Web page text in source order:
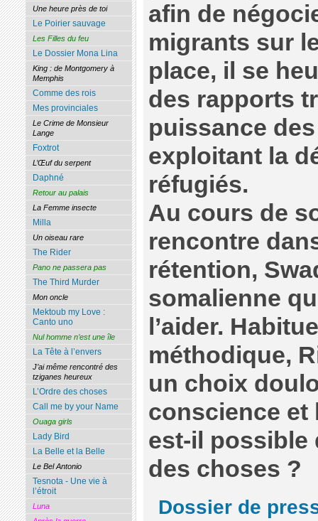
afin de
migrants sur
place, il se
des rapports
puissance
exploitant la
réfugiés.
Au cours de
rencontre
rétention,
somalienne
l’aider.
méthodique,
un choix
conscience et
est-il possible
des choses ?
Dossier de
Une heure près de toi
Le Poirier sauvage
Les Filles du feu
Le Dossier Mona Lina
King : de Montgomery à
Memphis
Comme des rois
Mes provinciales
Le Crime de Monsieur
Lange
Foxtrot
L’Œuf du serpent
Daphné
Retour au palais
La Femme insecte
Milla
Un oiseau rare
The Rider
Pano ne passera pas
The Third Murder
Mon oncle
Mektoub my Love :
Canto uno
Nul homme n’est une île
La Tête à l’envers
J’ai même rencontré des
tziganes heureux
L’Ordre des choses
Call me by your Name
Ouaga girls
Lady Bird
La Belle et la Belle
Le Bel Antonio
Tesnota - Une vie à
l’étroit
Luna